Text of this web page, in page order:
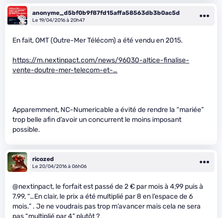
anonyme_d5bf0b9f87fd15affa58563db3b0ac5d
Le 19/04/2016 à 20h47
En fait, OMT (Outre-Mer Télécom) a été vendu en 2015.
https://m.nextinpact.com/news/96030-altice-finalise-
vente-doutre-mer-telecom-et-…
Apparemment, NC-Numericable a évité de rendre la “mariée”
trop belle afin d’avoir un concurrent le moins imposant
possible.
ricozed
Le 20/04/2016 à 06h06
@nextinpact, le forfait est passé de 2 € par mois à 4,99 puis à
7.99, “…En clair, le prix a été multiplié par 8 en l’espace de 6
mois.” . Je ne voudrais pas trop m’avancer mais cela ne sera